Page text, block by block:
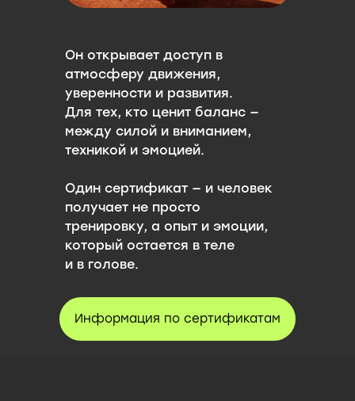
Информация по сертификатам
Он открывает доступ в
атмосферу движения,
уверенности и развития.
Для тех, кто ценит баланс —
между силой и вниманием,
техникой и эмоцией.
Один сертификат — и человек
получает не просто
тренировку, а опыт и эмоции,
который остается в теле
и в голове.